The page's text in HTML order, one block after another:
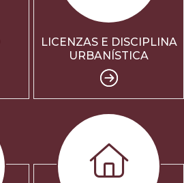
LICENZAS E DISCIPLINA
URBANÍSTICA